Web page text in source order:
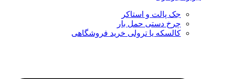
جک پالت و استاکر
چرخ دستی حمل بار
کالسکه یا ترولی خرید فروشگاهی